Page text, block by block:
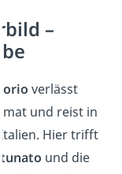
–
Florio verlässt
und reist in
Italien. Hier trifft
und die